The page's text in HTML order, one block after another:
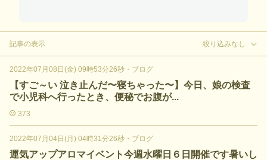
記事の表示 絞り込みなし
2022年07月08日(金) 09時53分26秒 ・ ブログ
【すご～い 泣き止んだ〜寝ちゃった〜】今日、娘の検査
で小児科へ行ったとき、便秘でお腹が...
373
2022年07月04日(月) 04時31分26秒 ・ ブログ
運気アップアロマイベント今週水曜日６日開催です暑いし